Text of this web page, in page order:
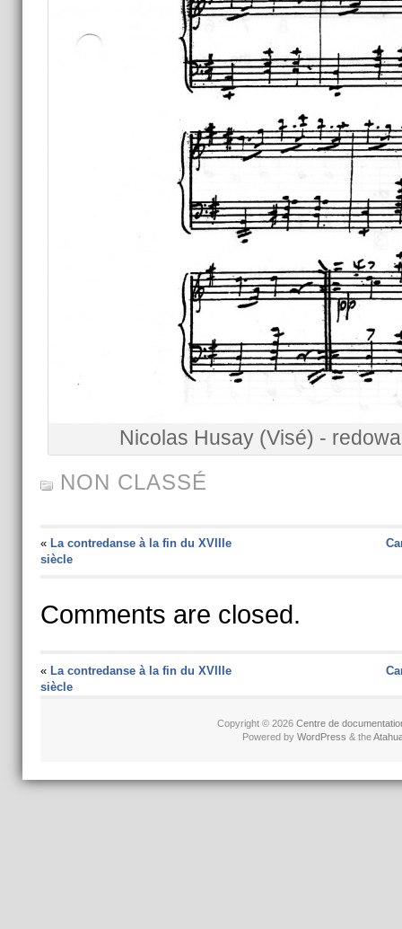
Nicolas Husay (Visé) - redowa
NON CLASSÉ
« La contredanse à la fin du XVIIIe
siècle
Comments are closed.
« La contredanse à la fin du XVIIIe
siècle
Copyright © 2026 Centre de
Powered by WordPress & the